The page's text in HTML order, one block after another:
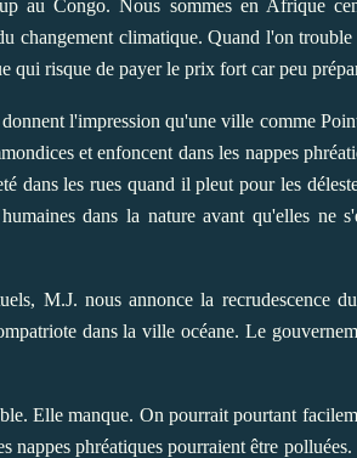
au Congo. Nous sommes en Afrique
changement climatique. Quand l'on
qui risque de payer le prix fort car peu
l'impression qu'une ville comme
et enfoncent dans les nappes
dans les rues quand il pleut pour les
dans la nature avant qu'elles ne
M.J. nous annonce la recrudescence
dans la ville océane. Le
Elle manque. On pourrait pourtant
nappes phréatiques pourraient être